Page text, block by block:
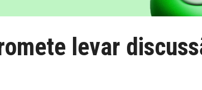
levar